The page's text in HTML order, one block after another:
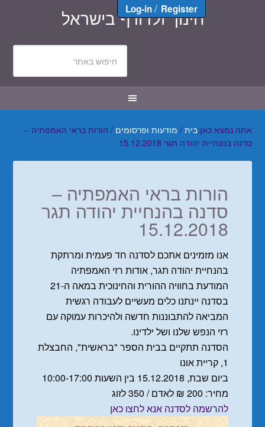
Log-in/ Register
חינוך ולדורף בישראל
אתה נמצא כאן:בית / מודעות ופרסומים / הורות בראי האמפתיה –
סדנה בהנחיית יהודה תגר 15.12.2018
הורות בראי האמפתיה –
סדנה בהנחיית יהודה תגר
15.12.2018
אנו מזמינים אתכם לסדנה חד פעמית ומרתקת
בהנחיית יהודה תגר, אודות רזי האמפתיה
המודעת בחוויה ההורית והחינוכית במאה ה-21
בסדנה יינתנו כלים מעשיים לעבודה רגשית
המביאה להתבוננות חדשה ולהיכרות עמוקה עם
רזי הנפש שלנו ושל ילדינו.
הסדנה תתקיים בבית הספר "בראשית", החבצלת
1, קריית אונו
ביום שבת, 15.12.2018 בין השעות 10:00-17:00
מחיר: 200 ₪ לאדם / 350 לזוג
להרשמה לסדנה אנא לחצו כאן